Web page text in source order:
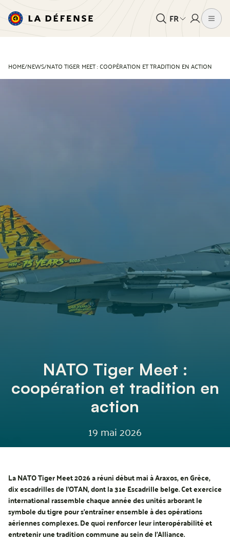
FR
HOME/NEWS/NATO TIGER MEET : COOPÉRATION ET TRADITION EN ACTION
NATO Tiger Meet :
coopération et tradition en
action
19 mai 2026
La NATO Tiger Meet 2026 a réuni début mai à Araxos, en Grèce,
dix escadrilles de l’OTAN, dont la 31e Escadrille belge. Cet exercice
international rassemble chaque année des unités arborant le
symbole du tigre pour s’entraîner ensemble à des opérations
aériennes complexes. De quoi renforcer leur interopérabilité et
entretenir une tradition commune au sein de l’Alliance.